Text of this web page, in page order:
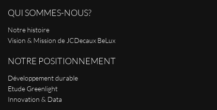
QUI SOMMES-NOUS?
Notre histoire
Vision & Mission de JCDecaux BeLux
NOTRE POSITIONNEMENT
Développement durable
Etude Greenlight
Innovation & Data